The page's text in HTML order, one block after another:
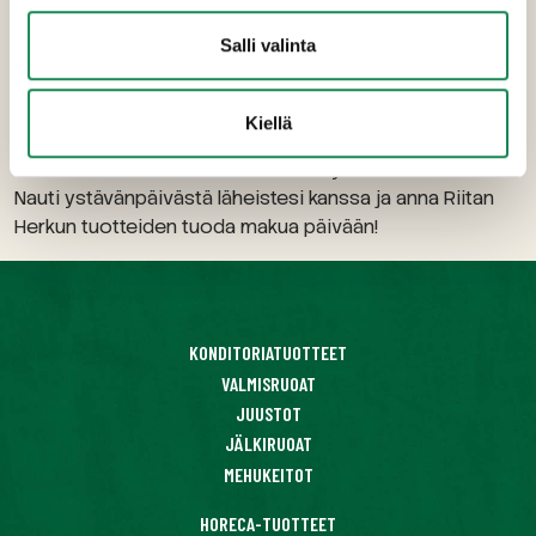
Salli valinta
Kiellä
Riitan Herkun Metripizza ja leipäjuusto lisukkeiden kera
tekevät ystävänpäivän kattauksesta vaivattoman – näillä
hetkiä ilman suurta vaivannäköä.
Nauti ystävänpäivästä läheistesi kanssa ja anna Riitan
Herkun tuotteiden tuoda makua päivään!
KONDITORIATUOTTEET
VALMISRUOAT
JUUSTOT
JÄLKIRUOAT
MEHUKEITOT
HORECA-TUOTTEET